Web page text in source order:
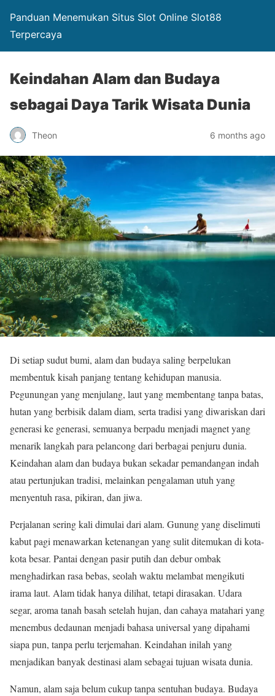
Panduan Menemukan Situs Slot Online Slot88
Terpercaya
Keindahan Alam dan Budaya
sebagai Daya Tarik Wisata Dunia
Theon 6 months ago
Di setiap sudut bumi, alam dan budaya saling berpelukan
membentuk kisah panjang tentang kehidupan manusia.
Pegunungan yang menjulang, laut yang membentang tanpa batas,
hutan yang berbisik dalam diam, serta tradisi yang diwariskan dari
generasi ke generasi, semuanya berpadu menjadi magnet yang
menarik langkah para pelancong dari berbagai penjuru dunia.
Keindahan alam dan budaya bukan sekadar pemandangan indah
atau pertunjukan tradisi, melainkan pengalaman utuh yang
menyentuh rasa, pikiran, dan jiwa.
Perjalanan sering kali dimulai dari alam. Gunung yang diselimuti
kabut pagi menawarkan ketenangan yang sulit ditemukan di kota-
kota besar. Pantai dengan pasir putih dan debur ombak
menghadirkan rasa bebas, seolah waktu melambat mengikuti
irama laut. Alam tidak hanya dilihat, tetapi dirasakan. Udara
segar, aroma tanah basah setelah hujan, dan cahaya matahari yang
menembus dedaunan menjadi bahasa universal yang dipahami
siapa pun, tanpa perlu terjemahan. Keindahan inilah yang
menjadikan banyak destinasi alam sebagai tujuan wisata dunia.
Namun, alam saja belum cukup tanpa sentuhan budaya. Budaya